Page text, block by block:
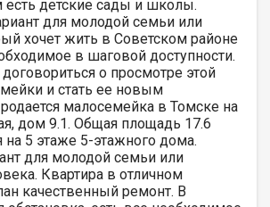
детские сады и школы.
для молодой семьи или
хочет жить в Советском районе
в шаговой доступности.
о просмотре этой
и стать ее новым
малосемейка в Томске на
дом 9.1. Общая площадь 17.6
на 5 этаже 5-этажного дома.
для молодой семьи или
Квартира в отличном
качественный ремонт. В